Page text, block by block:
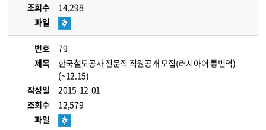
조회수
14,298
파일
번호
79
제목
한국철도공사 전문직 직원공개 모집(러시아어 통번역)
(~12.15)
작성일
2015-12-01
조회수
12,579
파일